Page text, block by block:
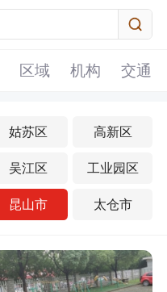
区域 机构 交通
姑苏区 高新区
吴江区 工业园区
昆山市 太仓市